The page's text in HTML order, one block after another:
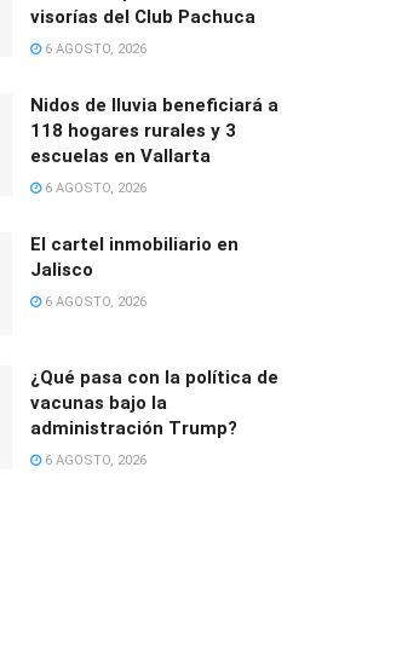
visorías del Club Pachuca
6 AGOSTO, 2026
Nidos de lluvia beneficiará a
118 hogares rurales y 3
escuelas en Vallarta
6 AGOSTO, 2026
El cartel inmobiliario en
Jalisco
6 AGOSTO, 2026
¿Qué pasa con la política de
vacunas bajo la
administración Trump?
6 AGOSTO, 2026